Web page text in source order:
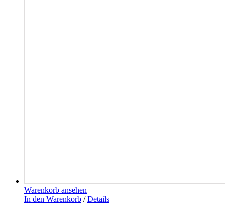
Warenkorb ansehen
In den Warenkorb / Details